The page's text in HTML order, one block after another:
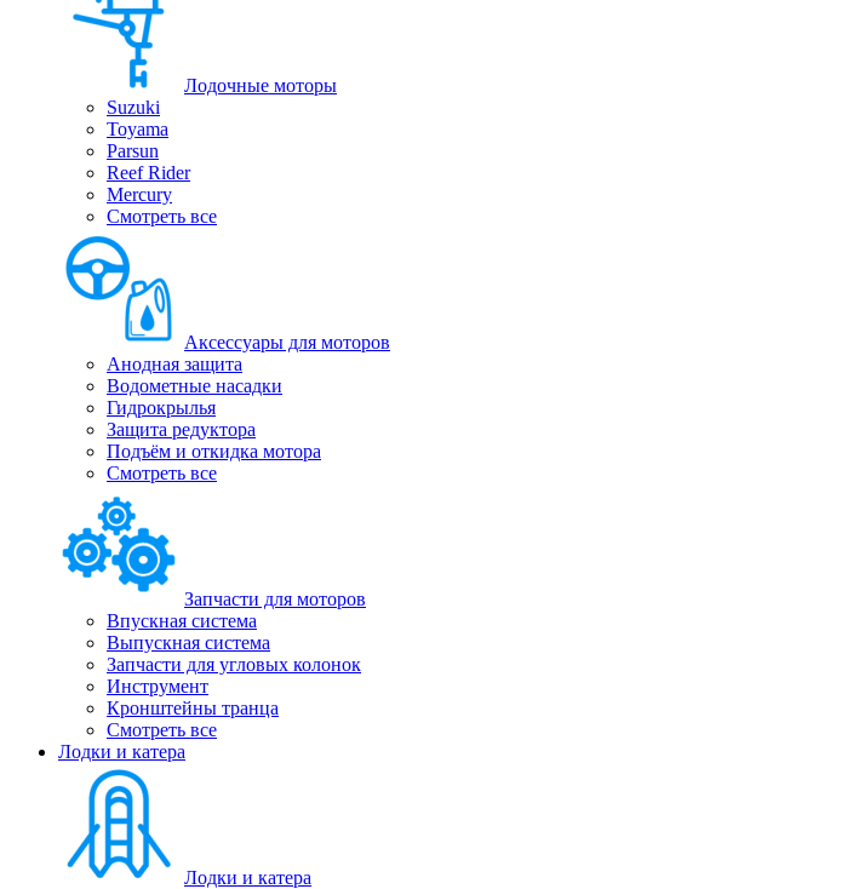
Лодочные моторы
Suzuki
Toyama
Parsun
Reef Rider
Mercury
Смотреть все
Аксессуары для моторов
Анодная защита
Водометные насадки
Гидрокрылья
Защита редуктора
Подъём и откидка мотора
Смотреть все
Запчасти для моторов
Впускная система
Выпускная система
Запчасти для угловых колонок
Инструмент
Кронштейны транца
Смотреть все
Лодки и катера
Лодки и катера